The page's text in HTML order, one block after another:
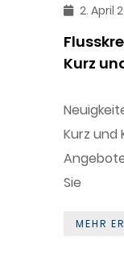
2. April
Kurz
Kurz und
Sie
MEHR